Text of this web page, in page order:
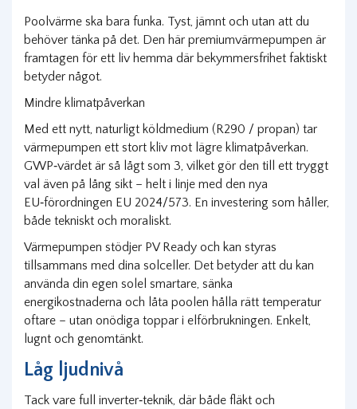
Poolvärme ska bara funka. Tyst, jämnt och utan att du
behöver tänka på det. Den här premiumvärmepumpen är
framtagen för ett liv hemma där bekymmersfrihet faktiskt
betyder något.
Mindre klimatpåverkan
Med ett nytt, naturligt köldmedium (R290 / propan) tar
värmepumpen ett stort kliv mot lägre klimatpåverkan.
GWP‑värdet är så lågt som 3, vilket gör den till ett tryggt
val även på lång sikt – helt i linje med den nya
EU‑förordningen EU 2024/573. En investering som håller,
både tekniskt och moraliskt.
Värmepumpen stödjer PV Ready och kan styras
tillsammans med dina solceller. Det betyder att du kan
använda din egen solel smartare, sänka
energikostnaderna och låta poolen hålla rätt temperatur
oftare – utan onödiga toppar i elförbrukningen. Enkelt,
lugnt och genomtänkt.
Låg ljudnivå
Tack vare full inverter‑teknik, där både fläkt och